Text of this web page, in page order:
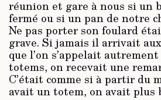
réunion et gare à nous si un
fermé ou si un pan de notre
Ne pas porter son foulard
grave. Si jamais il arrivait
que l’on s’appelait
totems, on recevait une
C’était comme si à partir du
avait un totem, on avait plus